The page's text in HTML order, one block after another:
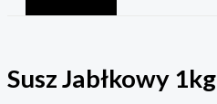
Susz Jabłkowy 1kg